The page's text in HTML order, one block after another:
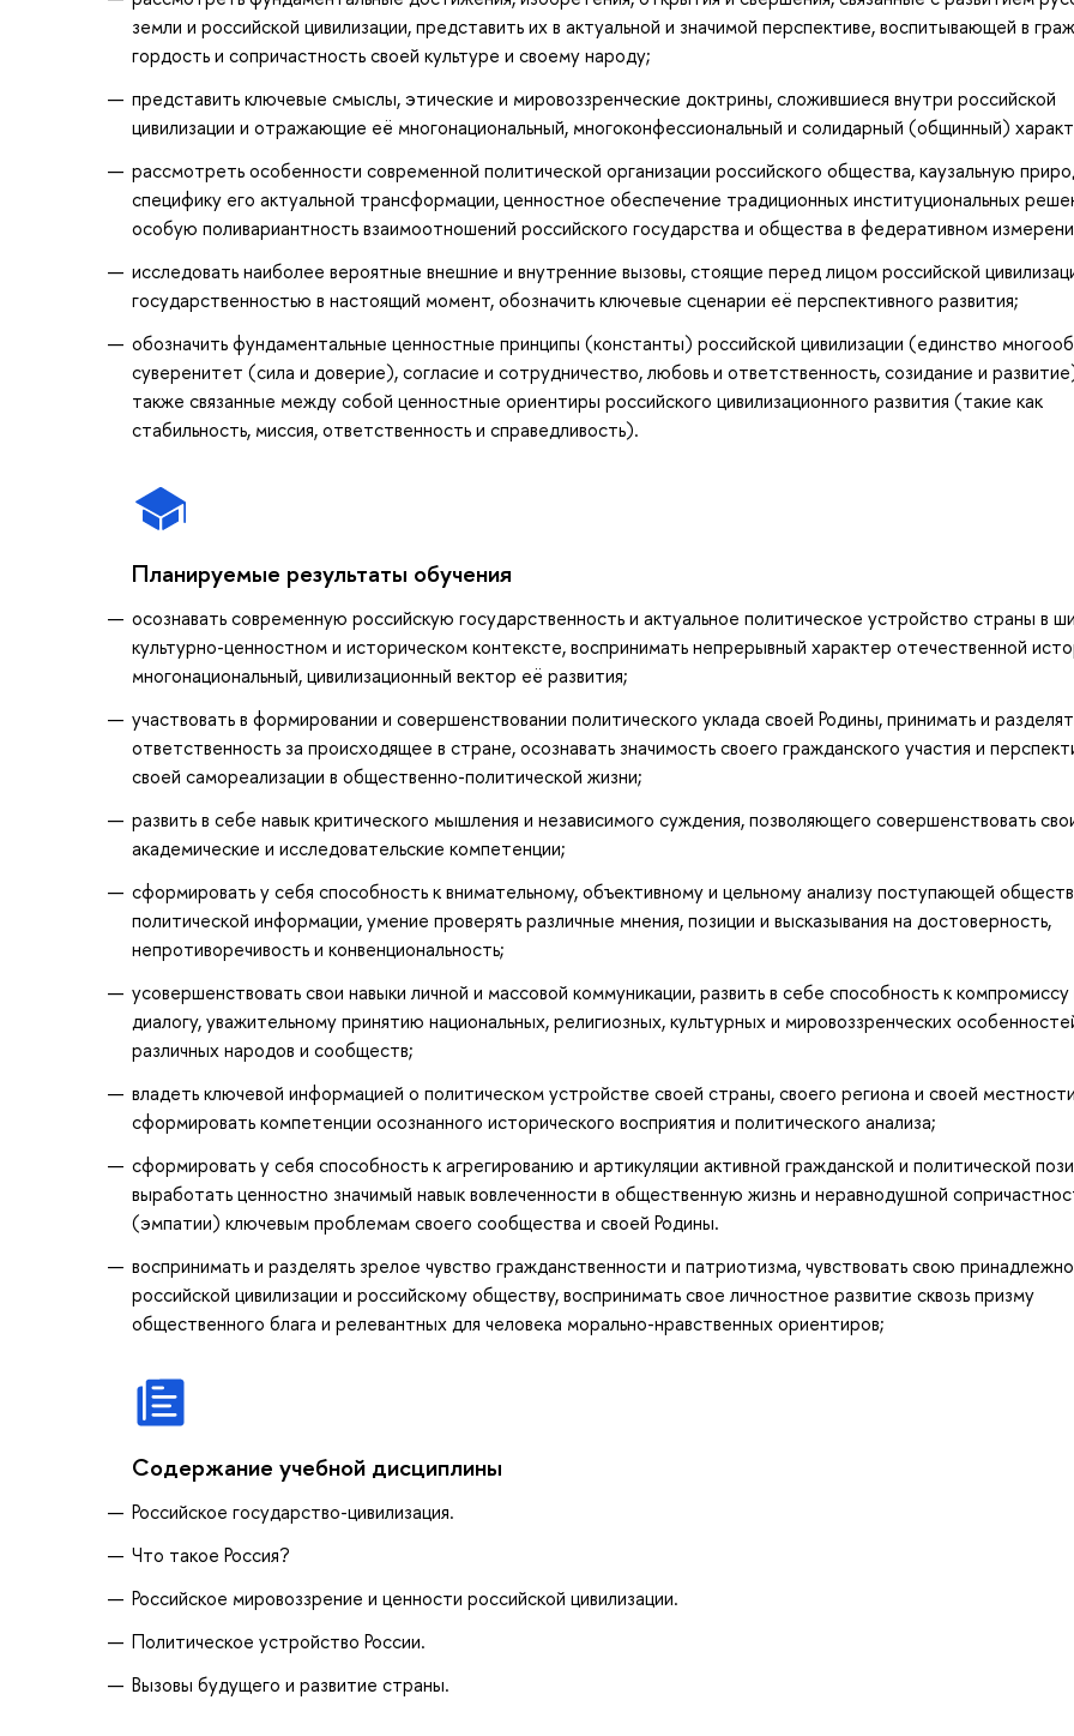
земли и российской цивилизации, представить их в актуальной и значимой перспективе, воспитывающей в
гордость и сопричастность своей культуре и своему народу;
представить ключевые смыслы, этические и мировоззренческие доктрины, сложившиеся внутри российской
цивилизации и отражающие её многонациональный, многоконфессиональный и солидарный (общинный)
рассмотреть особенности современной политической организации российского общества, каузальную
специфику его актуальной трансформации, ценностное обеспечение традиционных институциональных
особую поливариантность взаимоотношений российского государства и общества в федеративном
исследовать наиболее вероятные внешние и внутренние вызовы, стоящие перед лицом российской
государственностью в настоящий момент, обозначить ключевые сценарии её перспективного развития;
обозначить фундаментальные ценностные принципы (константы) российской цивилизации (единство
суверенитет (сила и доверие), согласие и сотрудничество, любовь и ответственность, созидание и
также связанные между собой ценностные ориентиры российского цивилизационного развития (такие как
стабильность, миссия, ответственность и справедливость).
Планируемые результаты обучения
осознавать современную российскую государственность и актуальное политическое устройство страны в
культурно-ценностном и историческом контексте, воспринимать непрерывный характер отечественной
многонациональный, цивилизационный вектор её развития;
участвовать в формировании и совершенствовании политического уклада своей Родины, принимать и
ответственность за происходящее в стране, осознавать значимость своего гражданского участия и
своей самореализации в общественно-политической жизни;
развить в себе навык критического мышления и независимого суждения, позволяющего совершенствовать
академические и исследовательские компетенции;
сформировать у себя способность к внимательному, объективному и цельному анализу поступающей
политической информации, умение проверять различные мнения, позиции и высказывания на достоверность,
непротиворечивость и конвенциональность;
усовершенствовать свои навыки личной и массовой коммуникации, развить в себе способность к компромиссу
диалогу, уважительному принятию национальных, религиозных, культурных и мировоззренческих
различных народов и сообществ;
владеть ключевой информацией о политическом устройстве своей страны, своего региона и своей
сформировать компетенции осознанного исторического восприятия и политического анализа;
сформировать у себя способность к агрегированию и артикуляции активной гражданской и политической
выработать ценностно значимый навык вовлеченности в общественную жизнь и неравнодушной
(эмпатии) ключевым проблемам своего сообщества и своей Родины.
воспринимать и разделять зрелое чувство гражданственности и патриотизма, чувствовать свою
российской цивилизации и российскому обществу, воспринимать свое личностное развитие сквозь призму
общественного блага и релевантных для человека морально-нравственных ориентиров;
Содержание учебной дисциплины
Российское государство-цивилизация.
Что такое Россия?
Российское мировоззрение и ценности российской цивилизации.
Политическое устройство России.
Вызовы будущего и развитие страны.